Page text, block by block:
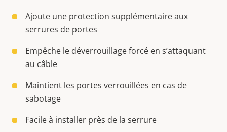
Ajoute une protection supplémentaire aux
serrures de portes
Empêche le déverrouillage forcé en s’attaquant
au câble
Maintient les portes verrouillées en cas de
sabotage
Facile à installer près de la serrure